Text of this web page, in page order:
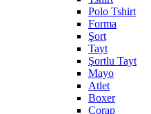
Polo Tshirt
Forma
Şort
Tayt
Şortlu Tayt
Mayo
Atlet
Boxer
Çorap